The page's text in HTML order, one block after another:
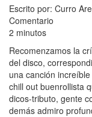
Escrito por: Curro
Comentario
2 minutos
Recomenzamos la
del disco,
una canción
chill out buenrollista
dicos-tributo, gente
demás admiro